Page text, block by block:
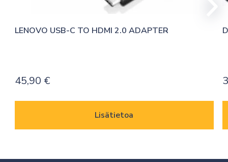
LENOVO USB-C TO HDMI 2.0 ADAPTER
45,90 €
Lisätietoa